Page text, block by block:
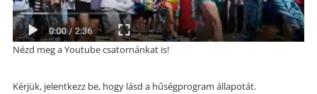
Nézd meg a Youtube csatornánkat is!
Kérjük, jelentkezz be, hogy lásd a hűségprogram állapotát.